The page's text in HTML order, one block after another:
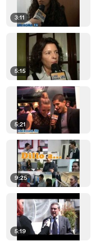
3:11
5:15
5:21
9:25
5:19